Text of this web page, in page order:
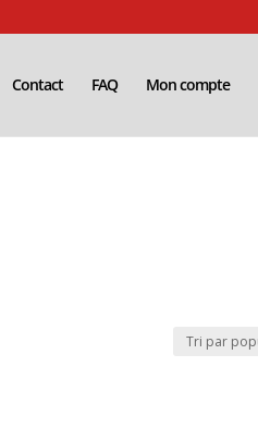
Contact FAQ Mon compte